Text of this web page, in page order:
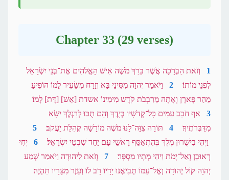
Chapter 33 (29 verses)
1
וְזֹאת הַבְּרָכָה אֲשֶׁר בֵּרַךְ מֹשֶׁה אִישׁ הָאֱלֹהִים אֶת־בְּנֵי יִשְׂרָאֵל
לִפְנֵי מוֹתוֹ׃
2
וַיֹּאמַר יְהוָה מִסִּינַי בָּא וְזָרַח מִשֵּׂעִיר לָמוֹ הוֹפִיעַ
מֵהַר פָּארָן וְאָתָה מֵרִבְבֹת קֹדֶשׁ מִימִינוֹ אשדת [אֵשׁ] [דָּת] לָמוֹ׃
3
אַף חֹבֵב עַמִּים כָּל־קְדֹשָׁיו בְּיָדֶךָ וְהֵם תֻּכּוּ לְרַגְלֶךָ יִשָּׂא
מִדַּבְּרֹתֶיךָ׃
4 תּוֹרָה צִוָּה־לָנוּ מֹשֶׁה מוֹרָשָׁה קְהִלַּת יַעֲקֹב׃
5
וַיְהִי בִישֻׁרוּן מֶלֶךְ בְּהִתְאַסֵּף רָאשֵׁי עָם יַחַד שִׁבְטֵי יִשְׂרָאֵל׃
6
יְחִי
רְאוּבֵן וְאַל־יָמֹת וִיהִי מְתָיו מִסְפָּר׃
7
וְזֹאת לִיהוּדָה וַיֹּאמַר שְׁמַע
יְהוָה קוֹל יְהוּדָה וְאֶל־עַמּוֹ תְּבִיאֶנּוּ יָדָיו רָב לוֹ וְעֵזֶר מִצָּרָיו תִּהְיֶה׃